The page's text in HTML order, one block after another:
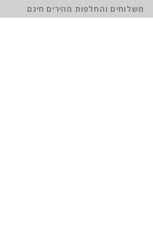
משלוחים והחלפות מהירים חינם